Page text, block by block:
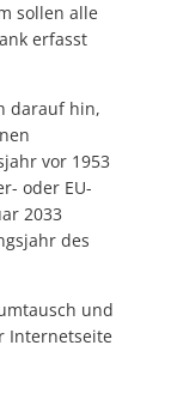
sollen alle
erfasst
darauf hin,
vor 1953
oder EU-
2033
des
und
Internetseite